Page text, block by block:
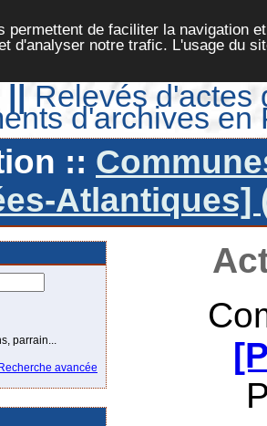
permettent de faciliter la navigation
d'analyser notre trafic. L'usage du
|| Relevés d'actes
d'archives en
::
Atlantiques]
parrain...
Recherche avancée